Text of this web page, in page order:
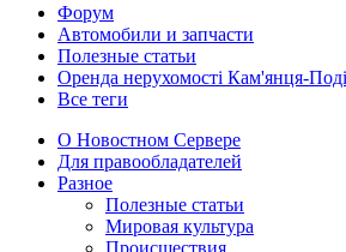
Форум
Автомобили и запчасти
Полезные статьи
Оренда нерухомості Кам'янця-
Все теги
О Новостном Сервере
Для правообладателей
Разное
Полезные статьи
Мировая культура
Происшествия